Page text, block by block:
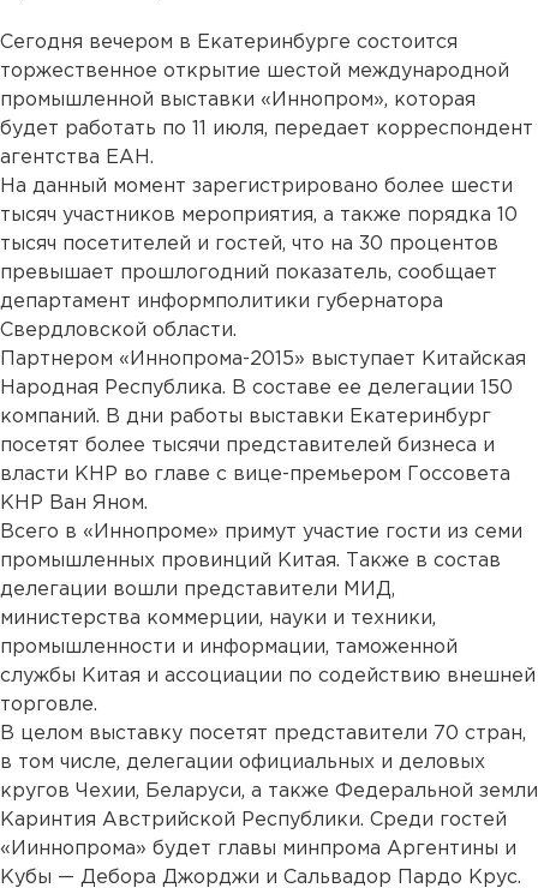
Сегодня вечером в Екатеринбурге состоится
торжественное открытие шестой международной
промышленной выставки «Иннопром», которая
будет работать по 11 июля, передает корреспондент
агентства ЕАН.
На данный момент зарегистрировано более шести
тысяч участников мероприятия, а также порядка 10
тысяч посетителей и гостей, что на 30 процентов
превышает прошлогодний показатель, сообщает
департамент информполитики губернатора
Свердловской области.
Партнером «Иннопрома-2015» выступает Китайская
Народная Республика. В составе ее делегации 150
компаний. В дни работы выставки Екатеринбург
посетят более тысячи представителей бизнеса и
власти КНР во главе с вице-премьером Госсовета
КНР Ван Яном.
Всего в «Иннопроме» примут участие гости из семи
промышленных провинций Китая. Также в состав
делегации вошли представители МИД,
министерства коммерции, науки и техники,
промышленности и информации, таможенной
службы Китая и ассоциации по содействию внешней
торговле.
В целом выставку посетят представители 70 стран,
в том числе, делегации официальных и деловых
кругов Чехии, Беларуси, а также Федеральной земли
Каринтия Австрийской Республики. Среди гостей
«Ииннопрома» будет главы минпрома Аргентины и
Кубы — Дебора Джорджи и Сальвадор Пардо Крус.